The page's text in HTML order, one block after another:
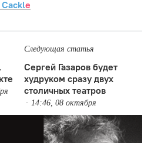
Cackle
Следующая статья
Сергей Газаров будет
худруком сразу двух
столичных театров
14:46, 08 октября